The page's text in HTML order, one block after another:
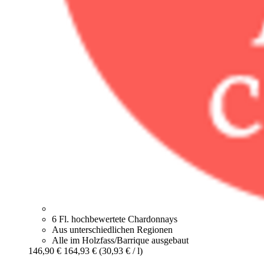
6 Fl. hochbewertete Chardonnays
Aus unterschiedlichen Regionen
Alle im Holzfass/Barrique ausgebaut
146,90 € 164,93 € (30,93 € / l)